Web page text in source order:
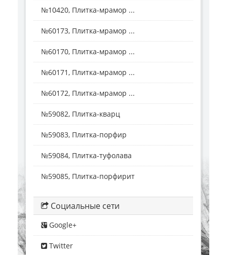
№10420, Плитка-мрамор ...
№60173, Плитка-мрамор ...
№60170, Плитка-мрамор ...
№60171, Плитка-мрамор ...
№60172, Плитка-мрамор ...
№59082, Плитка-кварц
№59083, Плитка-порфир
№59084, Плитка-туфолава
№59085, Плитка-порфирит
Социальные сети
Google+
Twitter